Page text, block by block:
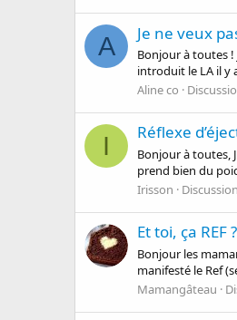
A Je ne veux
Bonjour à toutes !
introduit le LA il y
Aline co
I Réflexe
Bonjour à toutes,
prend bien du
Irisson
Discussion
Et toi, ça REF ?
Bonjour les
manifesté le Ref
Mamangâteau